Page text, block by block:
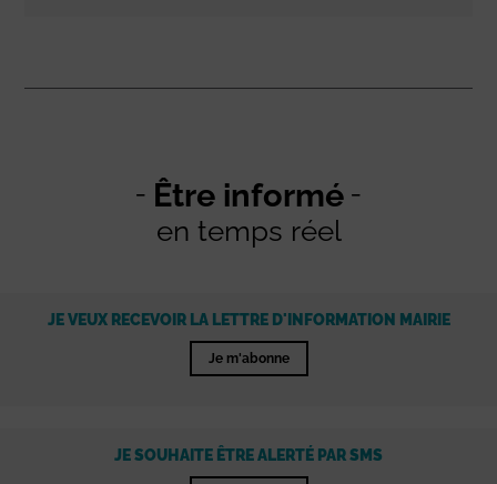
Être informé
en temps réel
JE VEUX RECEVOIR LA LETTRE D'INFORMATION MAIRIE
Je m'abonne
JE SOUHAITE ÊTRE ALERTÉ PAR SMS